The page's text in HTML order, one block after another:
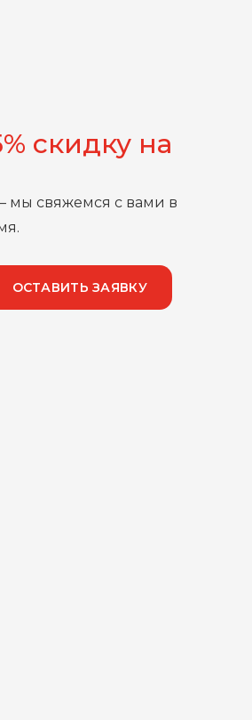
скидку на
– мы свяжемся с вами в
ОСТАВИТЬ ЗАЯВКУ